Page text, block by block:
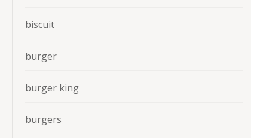
biscuit
burger
burger king
burgers